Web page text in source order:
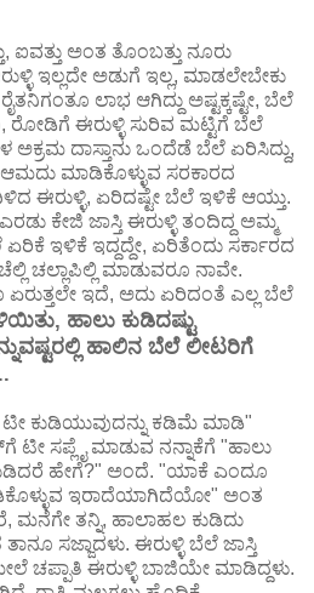
ಐವತ್ತು ಅಂತ ತೊಂಬತ್ತು ನೂರು
ಇಲ್ಲದೇ ಅಡುಗೆ ಇಲ್ಲ, ಮಾಡಲೇಬೇಕು
ಲಾಭ ಆಗಿದ್ದು ಅಷ್ಟಕ್ಕಷ್ಟೇ, ಬೆಲೆ
ರೋಡಿಗೆ ಈರುಳ್ಳಿ ಸುರಿವ ಮಟ್ಟಿಗೆ ಬೆಲೆ
ಅಕ್ರಮ ದಾಸ್ತಾನು ಒಂದೆಡೆ ಬೆಲೆ ಏರಿಸಿದ್ದು,
ಮಾಡಿಕೊಳ್ಳುವ ಸರಕಾರದ
ಈರುಳ್ಳಿ, ಏರಿದಷ್ಟೇ ಬೆಲೆ ಇಳಿಕೆ ಆಯ್ತು.
ಕೇಜಿ ಜಾಸ್ತಿ ಈರುಳ್ಳಿ ತಂದಿದ್ದ ಅಮ್ಮ
ಇಳಿಕೆ ಇದ್ದದ್ದೇ, ಏರಿತೆಂದು ಸರ್ಕಾರದ
ಚಲ್ಲಾಪಿಲ್ಲಿ ಮಾಡುವರೂ ನಾವೇ.
ಇದೆ, ಅದು ಏರಿದಂತೆ ಎಲ್ಲ ಬೆಲೆ
ಹಾಲು ಕುಡಿದಷ್ಟು
ಹಾಲಿನ ಬೆಲೆ ಲೀಟರಿಗೆ
ಟೀ ಕುಡಿಯುವುದನ್ನು ಕಡಿಮೆ ಮಾಡಿ"
ಟೀ ಸಪ್ಲೈ ಮಾಡುವ ನನ್ನಾಕೆಗೆ "ಹಾಲು
ಹೇಗೆ?" ಅಂದೆ. "ಯಾಕೆ ಎಂದೂ
ಇರಾದೆಯಾಗಿದೆಯೋ" ಅಂತ
ಮನೆಗೇ ತನ್ನಿ, ಹಾಲಾಹಲ ಕುಡಿದು
ಸಜ್ಜಾದಳು. ಈರುಳ್ಳಿ ಬೆಲೆ ಜಾಸ್ತಿ
ಚಪ್ಪಾತಿ ಈರುಳ್ಳಿ ಬಾಜಿಯೇ ಮಾಡಿದ್ದಳು.